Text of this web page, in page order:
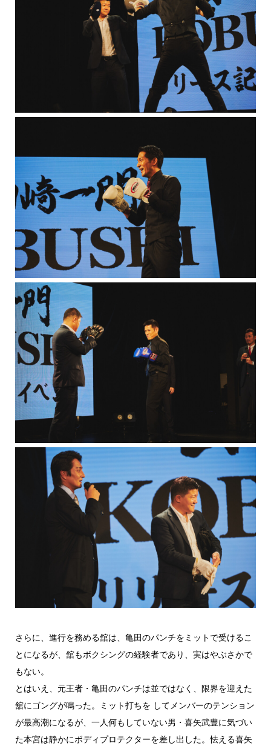
さらに、進行を務める舘は、亀田のパンチをミットで受けるこ
とになるが、舘もボクシングの経験者であり、実はやぶさかで
もない。
とはいえ、元王者・亀田のパンチは並ではなく、限界を迎えた
舘にゴングが鳴った。ミット打ちを してメンバーのテンション
が最高潮になるが、一人何もしていない男・喜矢武豊に気づい
た本宮は静かにボディプロテクターを差し出した。怯える喜矢